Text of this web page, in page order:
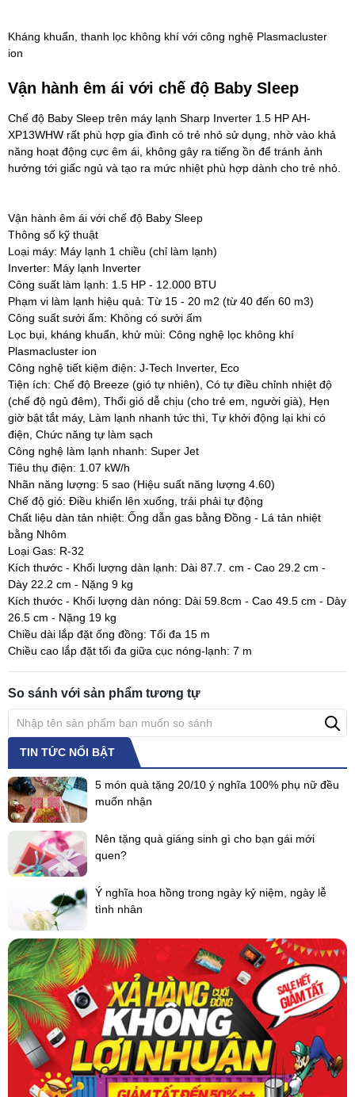
Kháng khuẩn, thanh lọc không khí với công nghệ Plasmacluster
ion
Vận hành êm ái với chế độ Baby Sleep
Chế độ Baby Sleep trên máy lạnh Sharp Inverter 1.5 HP AH-
XP13WHW rất phù hợp gia đình có trẻ nhỏ sử dụng, nhờ vào khả
năng hoạt động cực êm ái, không gây ra tiếng ồn để tránh ảnh
hưởng tới giấc ngủ và tạo ra mức nhiệt phù hợp dành cho trẻ nhỏ.
Vận hành êm ái với chế độ Baby Sleep
Thông số kỹ thuật
Loại máy: Máy lạnh 1 chiều (chỉ làm lạnh)
Inverter: Máy lạnh Inverter
Công suất làm lạnh: 1.5 HP - 12.000 BTU
Phạm vi làm lạnh hiệu quả: Từ 15 - 20 m2 (từ 40 đến 60 m3)
Công suất sưởi ấm: Không có sưởi ấm
Lọc bụi, kháng khuẩn, khử mùi: Công nghệ lọc không khí
Plasmacluster ion
Công nghệ tiết kiệm điện: J-Tech Inverter, Eco
Tiện ích: Chế độ Breeze (gió tự nhiên), Có tự điều chỉnh nhiệt độ
(chế độ ngủ đêm), Thổi gió dễ chịu (cho trẻ em, người già), Hẹn
giờ bật tắt máy, Làm lạnh nhanh tức thì, Tự khởi động lại khi có
điện, Chức năng tự làm sạch
Công nghệ làm lạnh nhanh: Super Jet
Tiêu thụ điện: 1.07 kW/h
Nhãn năng lượng: 5 sao (Hiệu suất năng lượng 4.60)
Chế độ gió: Điều khiển lên xuống, trái phải tự động
Chất liệu dàn tản nhiệt: Ống dẫn gas bằng Đồng - Lá tản nhiệt
bằng Nhôm
Loại Gas: R-32
Kích thước - Khối lượng dàn lạnh: Dài 87.7. cm - Cao 29.2 cm -
Dày 22.2 cm - Nặng 9 kg
Kích thước - Khối lượng dàn nóng: Dài 59.8cm - Cao 49.5 cm - Dày
26.5 cm - Nặng 19 kg
Chiều dài lắp đặt ống đồng: Tối đa 15 m
Chiều cao lắp đặt tối đa giữa cục nóng-lạnh: 7 m
So sánh với sản phẩm tương tự
TIN TỨC NỔI BẬT
5 món quà tặng 20/10 ý nghĩa 100% phụ nữ đều
muốn nhận
Nên tặng quà giáng sinh gì cho bạn gái mới
quen?
Ý nghĩa hoa hồng trong ngày kỷ niệm, ngày lễ
tình nhân